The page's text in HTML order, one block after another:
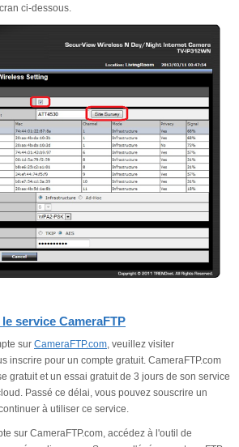
ci-dessous.
service CameraFTP
sur CameraFTP.com , veuillez visiter
inscrire pour un compte gratuit. CameraFTP.com
gratuit et un essai gratuit de 3 jours de son service
Passé ce délai, vous pouvez souscrire un
à utiliser ce service.
sur CameraFTP.com, accédez à l'outil de